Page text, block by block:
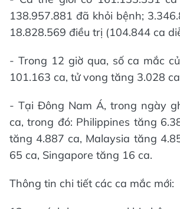
138.957.881 đã khỏi bệnh;
18.828.569 điều trị (104.844 ca
- Trong 12 giờ qua, số ca mắc
101.163 ca, tử vong tăng 3.028
- Tại Đông Nam Á, trong ngày
ca, trong đó: Philippines tăng
tăng 4.887 ca, Malaysia tăng
65 ca, Singapore tăng 16 ca.
Thông tin chi tiết các ca mắc mới: